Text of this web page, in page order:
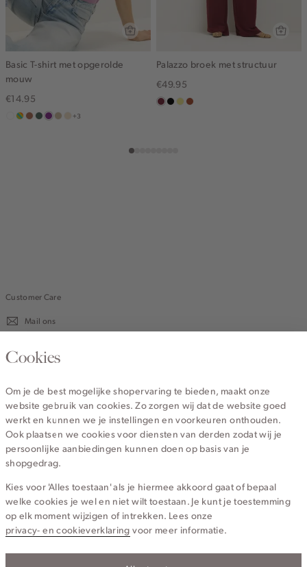
Basic T-shirt met opgerolde
mouw
€14.95
witmeerkleurig
terracotta
groen,
middenpaars
lichtzand
vanille
+3
Palazzo broek met structuur
€49.95
bordeaux
zwart
khakibruin
Customer Care
Mail ons
020 - 3412 670
Service
Wij zijn Cotton Club
Topcategorieën voor jou
Cookies
Om je de best mogelijke shopervaring te bieden, maakt onze
website gebruik van cookies. Zo zorgen wij dat de website goed
werkt en kunnen we je instellingen en voorkeuren onthouden.
Ook plaatsen we cookies voor diensten van derden zodat wij je
persoonlijke aanbiedingen kunnen doen op basis van je
shopgedrag.
Kies voor 'Alles toestaan' als je hiermee akkoord gaat of bepaal
welke cookies je wel en niet wilt toestaan. Je kunt je toestemming
op elk moment wijzigen of intrekken. Lees onze
privacy- en cookieverklaring voor meer informatie.